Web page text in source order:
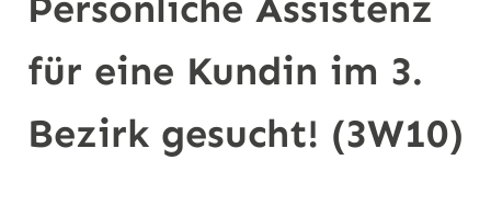
für eine Kundin im 3.
Bezirk gesucht! (3W10)